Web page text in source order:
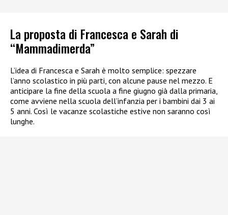
La proposta di Francesca e Sarah di
“Mammadimerda”
L’idea di Francesca e Sarah è molto semplice: spezzare
l’anno scolastico in più parti, con alcune pause nel mezzo. E
anticipare la fine della scuola a fine giugno già dalla primaria,
come avviene nella scuola dell’infanzia per i bambini dai 3 ai
5 anni. Così le vacanze scolastiche estive non saranno così
lunghe.